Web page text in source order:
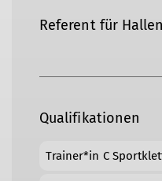
Referent für
Qualifikationen
Trainer*in C